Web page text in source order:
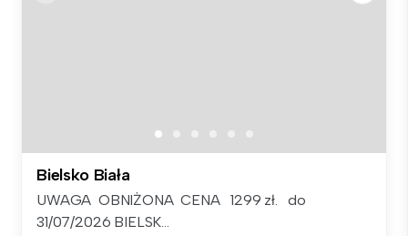
Bielsko Biała
UWAGA OBNIŻONA CENA 1299 zł. do
31/07/2026 BIELSK...